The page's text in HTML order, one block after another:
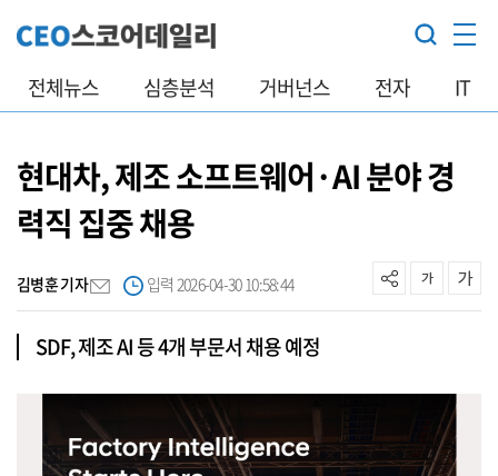
전체뉴스 심층분석 거버넌스 전자 IT
현대차, 제조 소프트웨어·AI 분야 경
력직 집중 채용
김병훈 기자 입력 2026-04-30 10:58:44
SDF, 제조 AI 등 4개 부문서 채용 예정